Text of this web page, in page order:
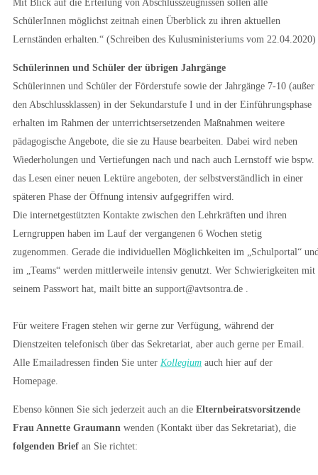
SchülerInnen möglichst zeitnah einen Überblick zu ihren aktuellen
Lernständen erhalten.“ (Schreiben des Kulusministeriums vom 22.04.2020)
Schülerinnen und Schüler der übrigen Jahrgänge
Schülerinnen und Schüler der Förderstufe sowie der Jahrgänge 7-10 (außer
den Abschlussklassen) in der Sekundarstufe I und in der Einführungsphase
erhalten im Rahmen der unterrichtsersetzenden Maßnahmen weitere
pädagogische Angebote, die sie zu Hause bearbeiten. Dabei wird neben
Wiederholungen und Vertiefungen nach und nach auch Lernstoff wie bspw.
das Lesen einer neuen Lektüre angeboten, der selbstverständlich in einer
späteren Phase der Öffnung intensiv aufgegriffen wird.
Die internetgestützten Kontakte zwischen den Lehrkräften und ihren
Lerngruppen haben im Lauf der vergangenen 6 Wochen stetig
zugenommen. Gerade die individuellen Möglichkeiten im „Schulportal“
im „Teams“ werden mittlerweile intensiv genutzt. Wer Schwierigkeiten mit
seinem Passwort hat, mailt bitte an support@avtsontra.de .
Für weitere Fragen stehen wir gerne zur Verfügung, während der
Dienstzeiten telefonisch über das Sekretariat, aber auch gerne per Email.
Alle Emailadressen finden Sie unter Kollegium auch hier auf der
Homepage.
Ebenso können Sie sich jederzeit auch an die Elternbeiratsvorsitzende
Frau Annette Graumann wenden (Kontakt über das Sekretariat), die
folgenden Brief an Sie richtet: